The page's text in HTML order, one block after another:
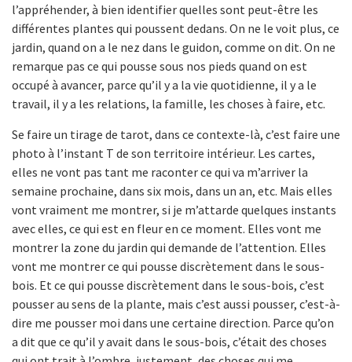
l’appréhender, à bien identifier quelles sont peut-être les
différentes plantes qui poussent dedans. On ne le voit plus, ce
jardin, quand on a le nez dans le guidon, comme on dit. On ne
remarque pas ce qui pousse sous nos pieds quand on est
occupé à avancer, parce qu’il y a la vie quotidienne, il y a le
travail, il y a les relations, la famille, les choses à faire, etc.
Se faire un tirage de tarot, dans ce contexte-là, c’est faire une
photo à l’instant T de son territoire intérieur. Les cartes,
elles ne vont pas tant me raconter ce qui va m’arriver la
semaine prochaine, dans six mois, dans un an, etc. Mais elles
vont vraiment me montrer, si je m’attarde quelques instants
avec elles, ce qui est en fleur en ce moment. Elles vont me
montrer la zone du jardin qui demande de l’attention. Elles
vont me montrer ce qui pousse discrètement dans le sous-
bois. Et ce qui pousse discrètement dans le sous-bois, c’est
pousser au sens de la plante, mais c’est aussi pousser, c’est-à-
dire me pousser moi dans une certaine direction. Parce qu’on
a dit que ce qu’il y avait dans le sous-bois, c’était des choses